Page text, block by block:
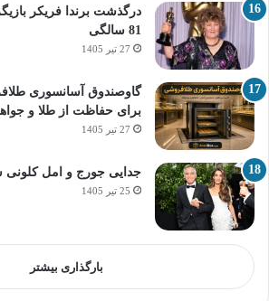
درگذشت برندا فریکر
81 سالگی
27 تیر 1405
گاوصندوق آسانسوری
برای حفاظت از طلا و
27 تیر 1405
جدایی جورج و امل کلونی
25 تیر 1405
بارگذاری بیشتر